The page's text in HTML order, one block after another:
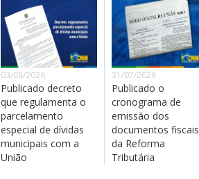
03/08/2026
Publicado decreto
que regulamenta o
parcelamento
especial de dívidas
municipais com a
União
31/07/2026
Publicado o
cronograma de
emissão dos
documentos fiscais
da Reforma
Tributária